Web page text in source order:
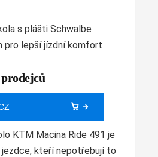
s plášti Schwalbe
pro lepší jízdní komfort
KTM Macina Ride 491 je
jezdce, kteří nepotřebují to